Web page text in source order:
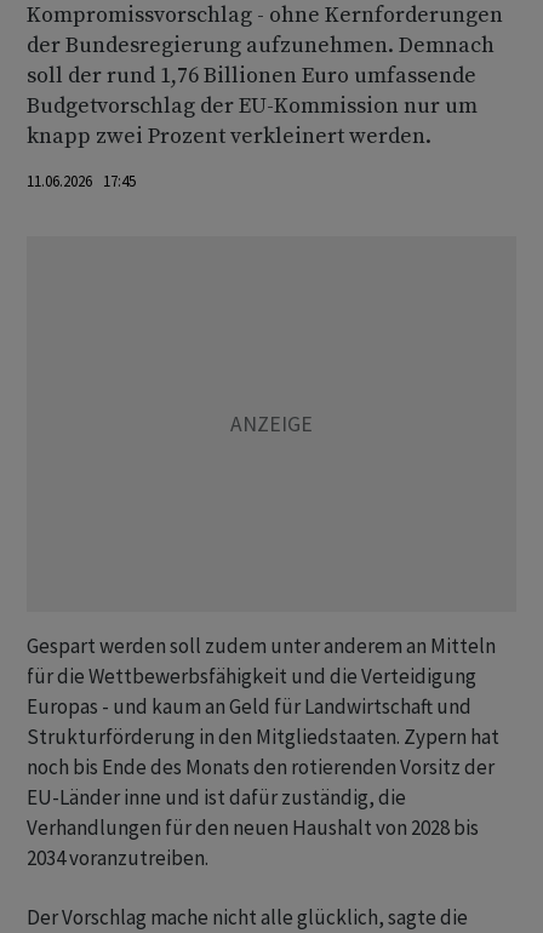
Kompromissvorschlag - ohne Kernforderungen
der Bundesregierung aufzunehmen. Demnach
soll der rund 1,76 Billionen Euro umfassende
Budgetvorschlag der EU-Kommission nur um
knapp zwei Prozent verkleinert werden.
11.06.2026 17:45
Gespart werden soll zudem unter anderem an Mitteln
für die Wettbewerbsfähigkeit und die Verteidigung
Europas - und kaum an Geld für Landwirtschaft und
Strukturförderung in den Mitgliedstaaten. Zypern hat
noch bis Ende des Monats den rotierenden Vorsitz der
EU-Länder inne und ist dafür zuständig, die
Verhandlungen für den neuen Haushalt von 2028 bis
2034 voranzutreiben.
Der Vorschlag mache nicht alle glücklich, sagte die